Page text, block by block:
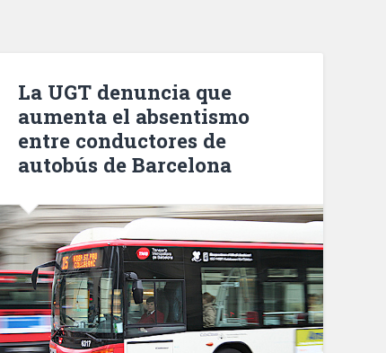
La UGT denuncia que
aumenta el absentismo
entre conductores de
autobús de Barcelona